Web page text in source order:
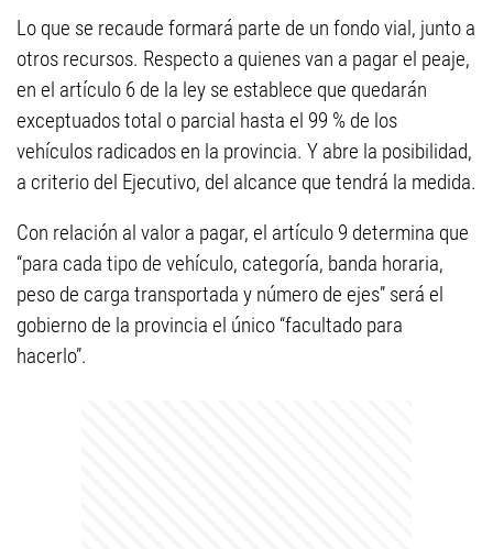
Lo que se recaude formará parte de un fondo vial, junto a
otros recursos. Respecto a quienes van a pagar el peaje,
en el artículo 6 de la ley se establece que quedarán
exceptuados total o parcial hasta el 99 % de los
vehículos radicados en la provincia. Y abre la posibilidad,
a criterio del Ejecutivo, del alcance que tendrá la medida.
Con relación al valor a pagar, el artículo 9 determina que
“para cada tipo de vehículo, categoría, banda horaria,
peso de carga transportada y número de ejes” será el
gobierno de la provincia el único “facultado para
hacerlo”.